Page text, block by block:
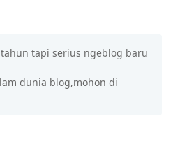
tapi serius ngeblog baru
dunia blog,mohon di